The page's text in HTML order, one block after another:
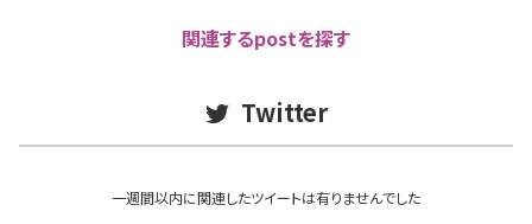
関連するpostを探す
Twitter
一週間以内に関連したツイートは有りませんでした